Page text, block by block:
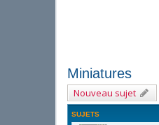
Miniatures
Nouveau sujet
SUJETS